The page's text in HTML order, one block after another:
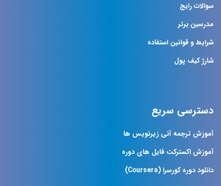
سوالات رایج
مدرسین برتر
شرایط و قوانین استفاده
شارژ کیف پول
دسترسی سریع
آموزش ترجمه آنی زیرنویس ها
آموزش اکسترکت فایل های دوره
دانلود دوره کورسرا (Coursera)